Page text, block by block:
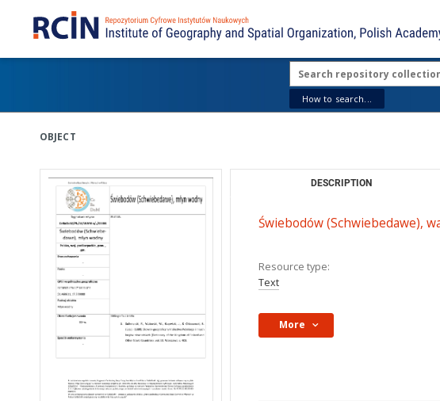
How to search...
OBJECT
DESCRIPTION
Świebodów (Schwiebedawe),
Resource type:
Text
More